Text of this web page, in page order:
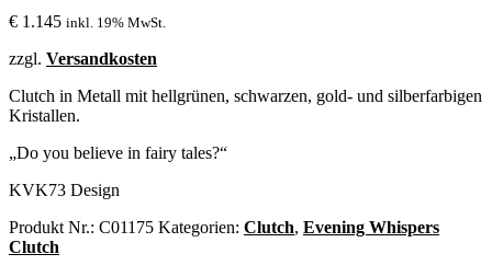
€ 1.145 inkl. 19% MwSt.
zzgl. Versandkosten
Clutch in Metall mit hellgrünen, schwarzen, gold- und silberfarbigen
Kristallen.
„Do you believe in fairy tales?“
KVK73 Design
Produkt Nr.: C01175 Kategorien: Clutch, Evening Whispers
Clutch